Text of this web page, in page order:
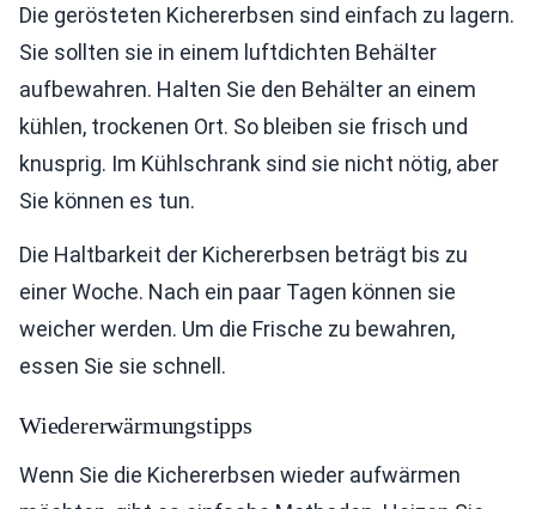
Die gerösteten Kichererbsen sind einfach zu lagern.
Sie sollten sie in einem luftdichten Behälter
aufbewahren. Halten Sie den Behälter an einem
kühlen, trockenen Ort. So bleiben sie frisch und
knusprig. Im Kühlschrank sind sie nicht nötig, aber
Sie können es tun.
Die Haltbarkeit der Kichererbsen beträgt bis zu
einer Woche. Nach ein paar Tagen können sie
weicher werden. Um die Frische zu bewahren,
essen Sie sie schnell.
Wiedererwärmungstipps
Wenn Sie die Kichererbsen wieder aufwärmen